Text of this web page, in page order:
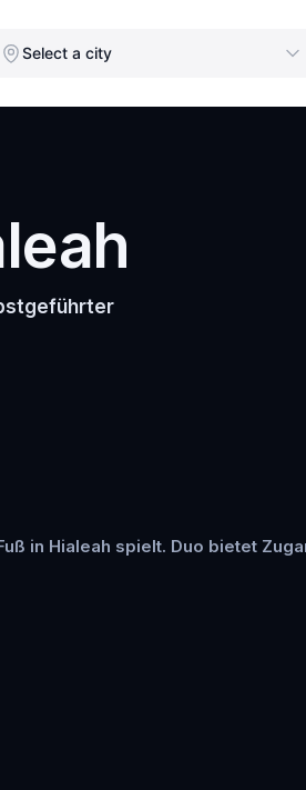
Select a city
in Hialeah spielt. Duo bietet